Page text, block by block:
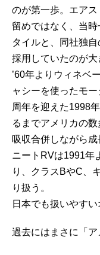
のが第一歩。エア
留めではなく、当
タイルと、同社独
採用していたのが大
’60年よりウィネベ
ャシーを使ったモ
周年を迎えた1998
るまでアメリカの
吸収合併しながら成
ニートRVは1991年
り、クラスBやC、
り扱う。
日本でも扱いやす
過去にはまさに「